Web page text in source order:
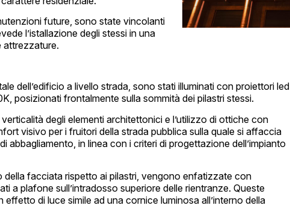
future, sono state vincolanti
l’istallazione degli stessi in una
attrezzature.
dell’edificio a livello strada, sono stati illuminati con proiettori led
posizionati frontalmente sulla sommità dei pilastri stessi.
degli elementi architettonici e l’utilizzo di ottiche con
visivo per i fruitori della strada pubblica sulla quale si affaccia
abbagliamento, in linea con i criteri di progettazione dell’impianto
della facciata rispetto ai pilastri, vengono enfatizzate con
a plafone sull’intradosso superiore delle rientranze. Queste
di luce simile ad una cornice luminosa all’interno della